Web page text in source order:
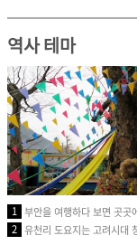
역사 테마
1 부안을 여행하다 보면 곳
2 유천리 도요지는 고려시대